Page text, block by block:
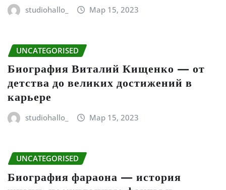
studiohallo_ Мар 15, 2023
UNCATEGORISED
Биография Виталий Кищенко — от
детства до великих достижений в
карьере
studiohallo_ Мар 15, 2023
UNCATEGORISED
Биография фараона — история